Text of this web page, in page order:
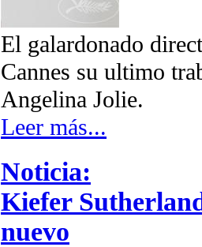
El galardonado
Cannes su ultimo
Angelina Jolie.
Leer más...
Noticia:
Kiefer
nuevo